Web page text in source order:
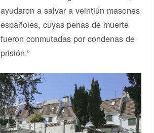
ayudaron a salvar a veintiún masones
españoles, cuyas penas de muerte
fueron conmutadas por condenas de
prisión.”